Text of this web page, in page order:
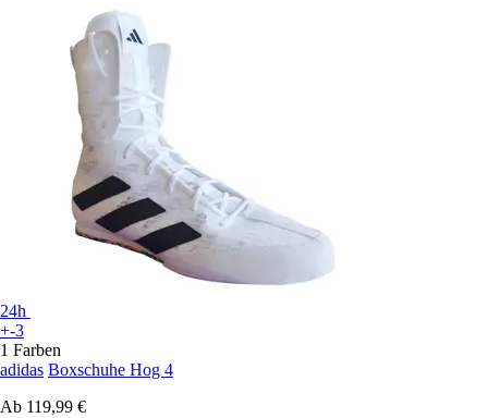
24h
+-3
1 Farben
adidas Boxschuhe Hog 4
Ab 119,99 €